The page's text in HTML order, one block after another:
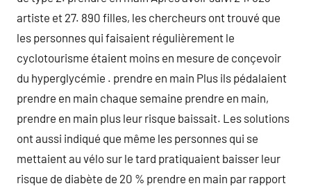
artiste et 27. 890 filles, les chercheurs ont trouvé que
les personnes qui faisaient régulièrement le
cyclotourisme étaient moins en mesure de conçevoir
du hyperglycémie . prendre en main Plus ils pédalaient
prendre en main chaque semaine prendre en main,
prendre en main plus leur risque baissait. Les solutions
ont aussi indiqué que même les personnes qui se
mettaient au vélo sur le tard pratiquaient baisser leur
risque de diabète de 20 % prendre en main par rapport